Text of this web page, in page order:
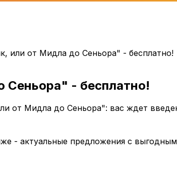
или от Мидла до Сеньора" - бесплатно!
Сеньора" - бесплатно!
от Мидла до Сеньора": вас ждет
- актуальные предложения с